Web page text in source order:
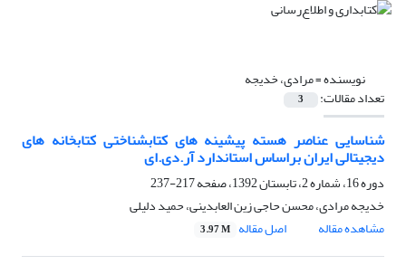
نویسنده =مرادی، خدیجه
تعداد مقالات: 3
شناسایی عناصر هسته پیشینه های کتابشناختی کتابخانه های
دیجیتالی ایران براساس استاندارد آر.دی.ای
دوره 16، شماره 2، تابستان 1392، صفحه
217-237
خدیجه مرادی، محسن حاجی زین العابدینی، حمید دلیلی
مشاهده مقاله
اصل مقاله 3.97 M